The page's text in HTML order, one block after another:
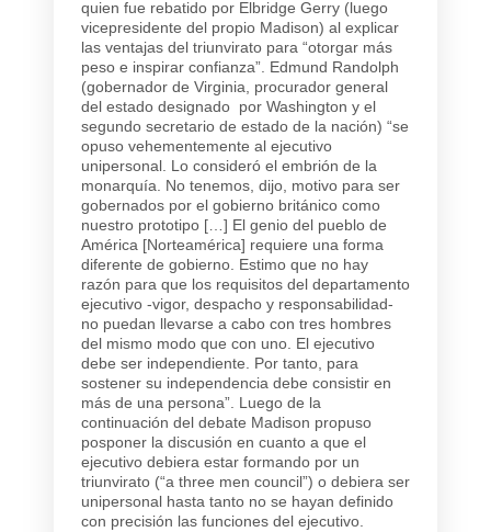
quien fue rebatido por Elbridge Gerry (luego
vicepresidente del propio Madison) al explicar
las ventajas del triunvirato para “otorgar más
peso e inspirar confianza”. Edmund Randolph
(gobernador de Virginia, procurador general
del estado designado por Washington y el
segundo secretario de estado de la nación) “se
opuso vehementemente al ejecutivo
unipersonal. Lo consideró el embrión de la
monarquía. No tenemos, dijo, motivo para ser
gobernados por el gobierno británico como
nuestro prototipo […] El genio del pueblo de
América [Norteamérica] requiere una forma
diferente de gobierno. Estimo que no hay
razón para que los requisitos del departamento
ejecutivo -vigor, despacho y responsabilidad-
no puedan llevarse a cabo con tres hombres
del mismo modo que con uno. El ejecutivo
debe ser independiente. Por tanto, para
sostener su independencia debe consistir en
más de una persona”. Luego de la
continuación del debate Madison propuso
posponer la discusión en cuanto a que el
ejecutivo debiera estar formando por un
triunvirato (“a three men council”) o debiera ser
unipersonal hasta tanto no se hayan definido
con precisión las funciones del ejecutivo.